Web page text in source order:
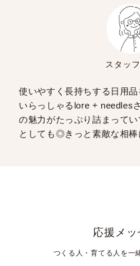
スタッ
使いやすく長持ちする日用
いらっしゃるlore + needles
の魅力がたっぷり詰まって
としても◎きっと素敵な相棒
応援メッ
つくる人・育てる人を一